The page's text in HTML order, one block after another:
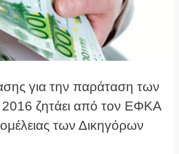
για την παράταση των
ζητάει από τον ΕΦΚΑ
των Δικηγόρων